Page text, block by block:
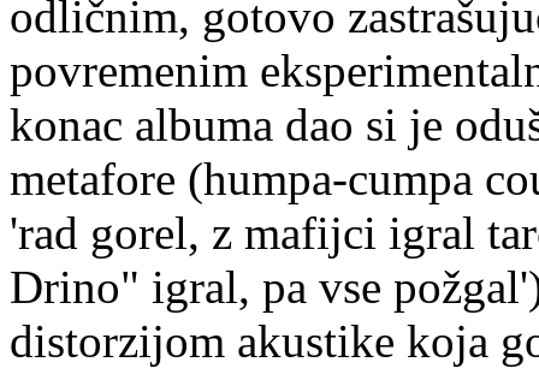
odličnim, gotovo
povremenim
konac albuma dao si je
metafore (humpa-cumpa
'rad gorel, z mafijci igral
Drino" igral, pa vse
distorzijom akustike koja